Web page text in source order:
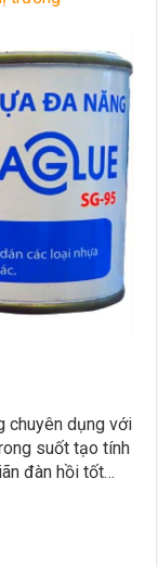
chuyên dụng với
suốt tạo tính
đàn hồi tốt…